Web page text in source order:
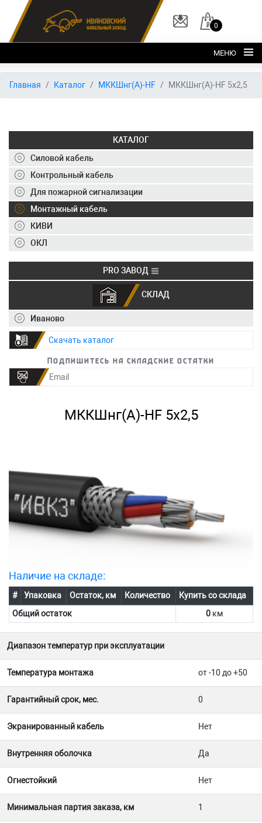
0
МЕНЮ
Главная
ОКЛ
Вакансии
Контакты
+7 (495) 150-40-20
+7 (495) 150-40-20 info@ivkz.ru
Главная Каталог МККШнг(А)-HF МККШнг(А)-HF 5х2,5
КАТАЛОГ
Силовой кабель
Контрольный кабель
Для пожарной сигнализации
Монтажный кабель
КИВИ
ОКЛ
PRO ЗАВОД
СКЛАД
Иваново
Скачать каталог
Подпишитесь на складские остатки
МККШнг(А)-HF 5х2,5
Наличие на складе:
# Упаковка Остаток, км Количество
Купить со склада
Общий остаток
0 км
Диапазон температур при эксплуатации
Температура монтажа от -10 до +50
Гарантийный срок, мес. 0
Экранированный кабель Нет
Внутренняя оболочка Да
Огнестойкий Нет
Минимальная партия заказа, км 1